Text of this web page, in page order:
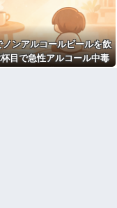
】このボケて、破壊力
てクッソワロタｗｗｗ
ｗｗ
の結婚式で、知らない
いの歌を弾き語りする
てた
ノンアルコールビールを飲
目で急性アルコール中毒